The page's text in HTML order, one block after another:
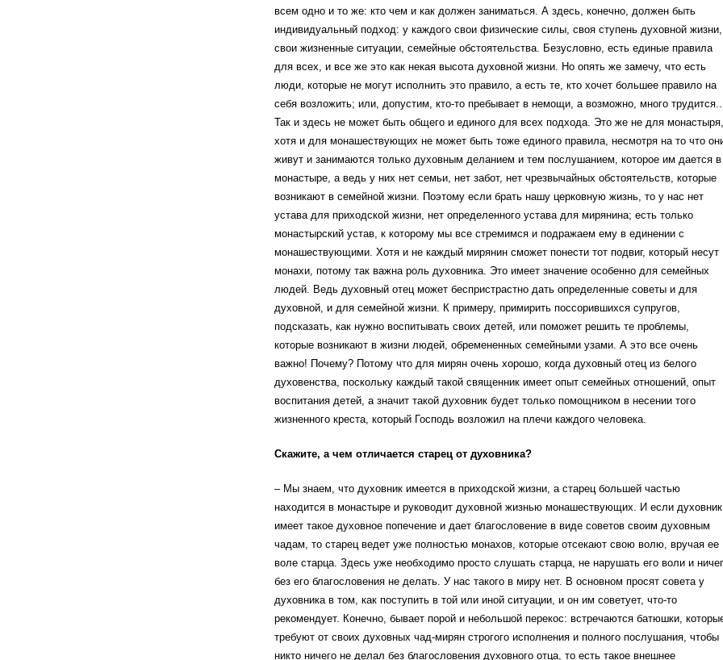
всем одно и то же: кто чем и как должен заниматься. А здесь, конечно, должен быть
индивидуальный подход: у каждого свои физические силы, своя ступень духовной жизни,
свои жизненные ситуации, семейные обстоятельства. Безусловно, есть единые правила
для всех, и все же это как некая высота духовной жизни. Но опять же замечу, что есть
люди, которые не могут исполнить это правило, а есть те, кто хочет большее правило на
себя возложить; или, допустим, кто-то пребывает в немощи, а возможно, много
Так и здесь не может быть общего и единого для всех подхода. Это же не для монастыря,
хотя и для монашествующих не может быть тоже единого правила, несмотря на то что
живут и занимаются только духовным деланием и тем послушанием, которое им дается в
монастыре, а ведь у них нет семьи, нет забот, нет чрезвычайных обстоятельств, которые
возникают в семейной жизни. Поэтому если брать нашу церковную жизнь, то у нас нет
устава для приходской жизни, нет определенного устава для мирянина; есть только
монастырский устав, к которому мы все стремимся и подражаем ему в единении с
монашествующими. Хотя и не каждый мирянин сможет понести тот подвиг, который несут
монахи, потому так важна роль духовника. Это имеет значение особенно для семейных
людей. Ведь духовный отец может беспристрастно дать определенные советы и для
духовной, и для семейной жизни. К примеру, примирить поссорившихся супругов,
подсказать, как нужно воспитывать своих детей, или поможет решить те проблемы,
которые возникают в жизни людей, обремененных семейными узами. А это все очень
важно! Почему? Потому что для мирян очень хорошо, когда духовный отец из белого
духовенства, поскольку каждый такой священник имеет опыт семейных отношений, опыт
воспитания детей, а значит такой духовник будет только помощником в несении того
жизненного креста, который Господь возложил на плечи каждого человека.
Скажите, а чем отличается старец от духовника?
– Мы знаем, что духовник имеется в приходской жизни, а старец большей частью
находится в монастыре и руководит духовной жизнью монашествующих. И если духовник
имеет такое духовное попечение и дает благословение в виде советов своим духовным
чадам, то старец ведет уже полностью монахов, которые отсекают свою волю, вручая ее
воле старца. Здесь уже необходимо просто слушать старца, не нарушать его воли и
без его благословения не делать. У нас такого в миру нет. В основном просят совета у
духовника в том, как поступить в той или иной ситуации, и он им советует, что-то
рекомендует. Конечно, бывает порой и небольшой перекос: встречаются батюшки,
требуют от своих духовных чад-мирян строгого исполнения и полного послушания, чтобы
никто ничего не делал без благословения духовного отца, то есть такое внешнее